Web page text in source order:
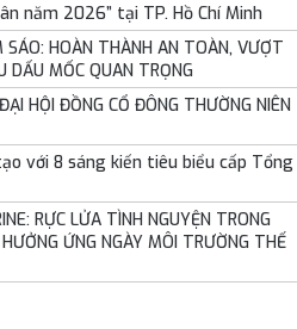
năm 2026” tại TP. Hồ Chí Minh
HOÀN THÀNH AN TOÀN, VƯỢT
DẤU MỐC QUAN TRỌNG
HỘI ĐỒNG CỔ ĐÔNG THƯỜNG NIÊN
với 8 sáng kiến tiêu biểu cấp Tổng
RỰC LỬA TÌNH NGUYỆN TRONG
ỨNG NGÀY MÔI TRƯỜNG THẾ